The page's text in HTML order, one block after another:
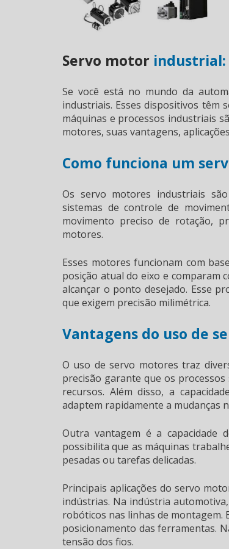
Servo motor industrial:
Se você está no mundo da
industriais. Esses dispositivos têm
máquinas e processos industriais
motores, suas vantagens,
Como funciona um
Os servo motores industriais
sistemas de controle de
movimento preciso de rotação,
motores.
Esses motores funcionam com
posição atual do eixo e comparam
alcançar o ponto desejado. Esse
que exigem precisão milimétrica.
Vantagens do uso de
O uso de servo motores traz
precisão garante que os
recursos. Além disso, a
adaptem rapidamente a mudanças
Outra vantagem é a capacidade
possibilita que as máquinas
pesadas ou tarefas delicadas.
Principais aplicações do servo
indústrias. Na indústria
robóticos nas linhas de montagem.
posicionamento das ferramentas.
tensão dos fios.